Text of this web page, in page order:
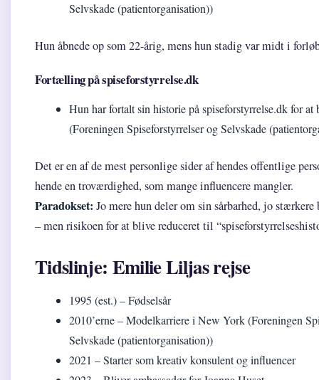
Selvskade (patientorganisation))
Hun åbnede op som 22-årig, mens hun stadig var midt i
Fortælling på spiseforstyrrelse.dk
Hun har fortalt sin historie på spiseforstyrrelse.dk for at
(Foreningen Spiseforstyrrelser og Selvskade
Det er en af de mest personlige sider af hendes offentlige
hende en troværdighed, som mange influencere mangler.
Paradokset: Jo mere hun deler om sin sårbarhed, jo stærkere
– men risikoen for at blive reduceret til
Tidslinje: Emilie Liljas rejse
1995 (est.)– Fødselsår
2010’erne– Modelkarriere i New York (Foreningen
Selvskade (patientorganisation))
2021 – Starter som kreativ konsulent og influencer